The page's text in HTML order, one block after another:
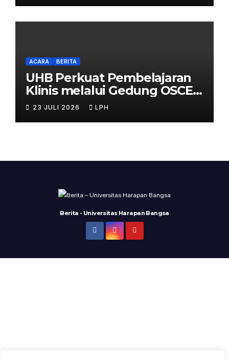
ACARA BERITA
UHB Perkuat Pembelajaran
Klinis melalui Gedung OSCE
Terpadu
23 JULI 2026 LPH
Berita - Universitas Harapan Bangsa